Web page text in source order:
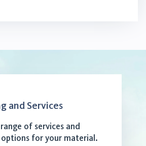
and Services
of services and
options for your material.